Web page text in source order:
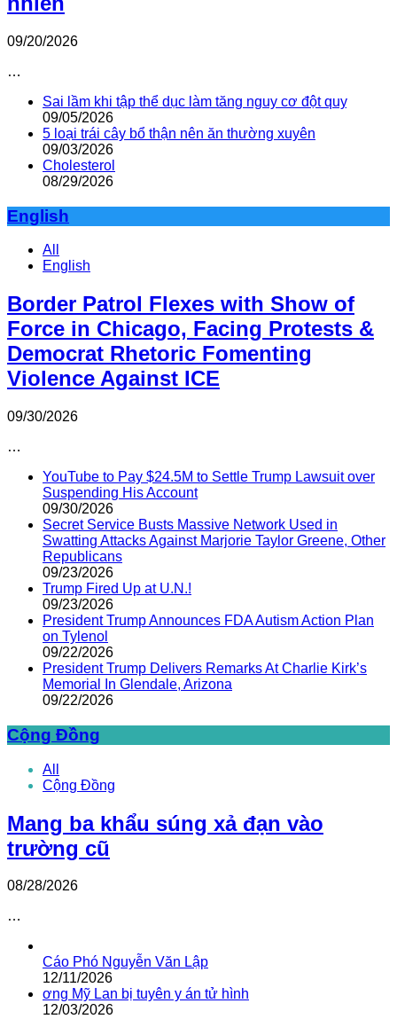
09/20/2026
…
Sai lầm khi tập thể dục làm tăng nguy cơ đột quỵ
09/05/2026
5 loại trái cây bổ thận nên ăn thường xuyên
09/03/2026
Cholesterol
08/29/2026
English
All
English
Border Patrol Flexes with Show of
Force in Chicago, Facing Protests &
Democrat Rhetoric Fomenting
Violence Against ICE
09/30/2026
…
YouTube to Pay $24.5M to Settle Trump Lawsuit over
Suspending His Account
09/30/2026
Secret Service Busts Massive Network Used in
Swatting Attacks Against Marjorie Taylor Greene, Other
Republicans
09/23/2026
Trump Fired Up at U.N.!
09/23/2026
President Trump Announces FDA Autism Action Plan
on Tylenol
09/22/2026
President Trump Delivers Remarks At Charlie Kirk’s
Memorial In Glendale, Arizona
09/22/2026
Cộng Đồng
All
Cộng Đồng
Mang ba khẩu súng xả đạn vào
trường cũ
08/28/2026
…
Cáo Phó Nguyễn Văn Lập
12/11/2026
ơng Mỹ Lan bị tuyên y án tử hình
12/03/2026